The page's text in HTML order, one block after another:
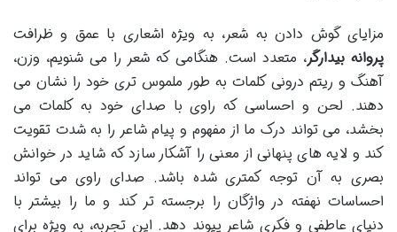
مزایای گوش دادن به شعر، به ویژه اشعاری با عمق و ظرافت
پروانه بیدارگر، متعدد است. هنگامی که شعر را می شنویم، وزن،
آهنگ و ریتم درونی کلمات به طور ملموس تری خود را نشان می
دهند. لحن و احساسی که راوی با صدای خود به کلمات می
بخشد، می تواند درک ما از مفهوم و پیام شاعر را به شدت تقویت
کند و لایه های پنهانی از معنی را آشکار سازد که شاید در خوانش
بصری به آن توجه کمتری شده باشد. صدای راوی می تواند
احساسات نهفته در واژگان را برجسته تر کند و ما را بیشتر با
دنیای عاطفی و فکری شاعر پیوند دهد. این تجربه، به ویژه برای